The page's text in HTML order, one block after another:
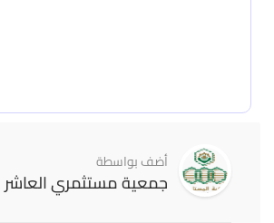
أضف بواسطة
جمعية مستثمري